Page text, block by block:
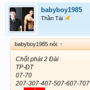
babyboy1985
Thần Tài
babyboy1985 nói: ↑
Chốt phát 2 Đài
TP-ĐT
07-70
207-307-407-507-607-707